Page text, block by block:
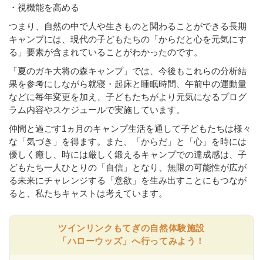
・視機能を高める
つまり、自然の中で人や生きものと関わることができる長期
キャンプには、現代の子どもたちの「からだと心を元気にす
る」要素が含まれていることがわかったのです。
「夏のガキ大将の森キャンプ」では、今後もこれらの分析結
果を参考にしながら就寝・起床と睡眠時間、午前中の運動量
などに毎年変更を加え、子どもたちがより元気になるプログ
ラム内容やスケジュールで実施しています。
仲間と過ごす1ヵ月のキャンプ生活を通して子どもたちは様々
な「気づき」を得ます。また、「からだ」と「心」を時には
優しく癒し、時には厳しく鍛えるキャンプでの達成感は、子
どもたち一人ひとりの「自信」となり、無限の可能性が広が
る未来にチャレンジする「意欲」を生み出すことにもつなが
ると、私たちキャストは考えています。
ツインリンクもてぎの自然体験施設
「ハローウッズ」へ行ってみよう！